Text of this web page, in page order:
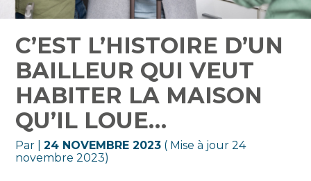
C’EST L’HISTOIRE D’UN
BAILLEUR QUI VEUT
HABITER LA MAISON
QU’IL LOUE…
Par |24 NOVEMBRE 2023 ( Mise à jour 24
novembre 2023)